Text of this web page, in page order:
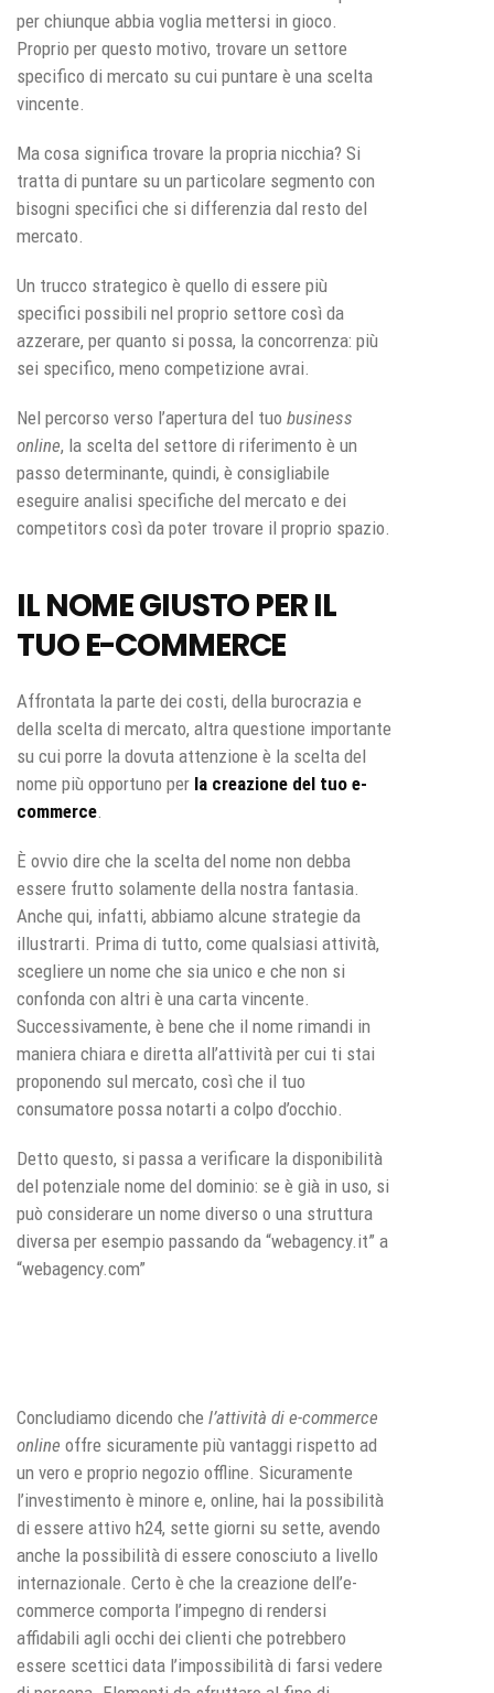
per chiunque abbia voglia mettersi in gioco.
Proprio per questo motivo, trovare un settore
specifico di mercato su cui puntare è una scelta
vincente.
Ma cosa significa trovare la propria nicchia? Si
tratta di puntare su un particolare segmento con
bisogni specifici che si differenzia dal resto del
mercato.
Un trucco strategico è quello di essere più
specifici possibili nel proprio settore così da
azzerare, per quanto si possa, la concorrenza: più
sei specifico, meno competizione avrai.
Nel percorso verso l’apertura del tuo business
online, la scelta del settore di riferimento è un
passo determinante, quindi, è consigliabile
eseguire analisi specifiche del mercato e dei
competitors così da poter trovare il proprio spazio.
IL NOME GIUSTO PER IL
TUO E-COMMERCE
Affrontata la parte dei costi, della burocrazia e
della scelta di mercato, altra questione importante
su cui porre la dovuta attenzione è la scelta del
nome più opportuno per la creazione del tuo e-
commerce
È ovvio dire che la scelta del nome non debba
essere frutto solamente della nostra fantasia.
Anche qui, infatti, abbiamo alcune strategie da
illustrarti. Prima di tutto, come qualsiasi attività,
scegliere un nome che sia unico e che non si
confonda con altri è una carta vincente.
Successivamente, è bene che il nome rimandi in
maniera chiara e diretta all’attività per cui ti stai
proponendo sul mercato, così che il tuo
consumatore possa notarti a colpo d’occhio.
Detto questo, si passa a verificare la disponibilità
del potenziale nome del dominio: se è già in uso, si
può considerare un nome diverso o una struttura
diversa per esempio passando da “webagency.it” a
“webagency.com”
Concludiamo dicendo che l’attività di e-commerce
online offre sicuramente più vantaggi rispetto ad
un vero e proprio negozio offline. Sicuramente
l’investimento è minore e, online, hai la possibilità
di essere attivo h24, sette giorni su sette, avendo
anche la possibilità di essere conosciuto a livello
internazionale. Certo è che la creazione dell’e-
commerce comporta l’impegno di rendersi
affidabili agli occhi dei clienti che potrebbero
essere scettici data l’impossibilità di farsi vedere